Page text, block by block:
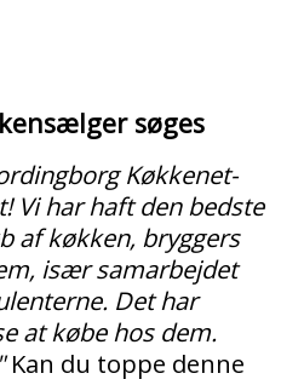
søges
Køkkenet-
Vi har haft den bedste
af køkken, bryggers
især samarbejdet
Det har
at købe hos dem.
Kan du toppe denne